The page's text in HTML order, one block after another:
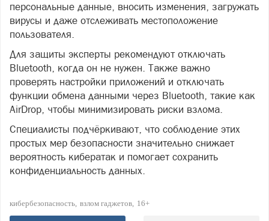
персональные данные, вносить изменения, загружать
вирусы и даже отслеживать местоположение
пользователя.
Для защиты эксперты рекомендуют отключать
Bluetooth, когда он не нужен. Также важно
проверять настройки приложений и отключать
функции обмена данными через Bluetooth, такие как
AirDrop, чтобы минимизировать риски взлома.
Специалисты подчёркивают, что соблюдение этих
простых мер безопасности значительно снижает
вероятность кибератак и помогает сохранить
конфиденциальность данных.
кибербезопасность взлом гаджетов 16+